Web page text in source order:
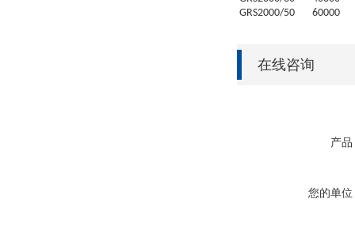
GRS2000/50 60000
在线咨询
产品
您的单位